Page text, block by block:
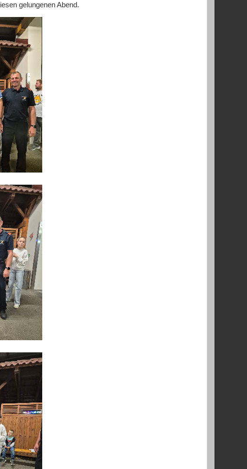
gelungenen Abend.